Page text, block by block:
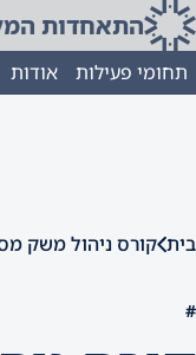
התאחדות
תחומי פעילות
אודות
בית קורס ניהול משק
#